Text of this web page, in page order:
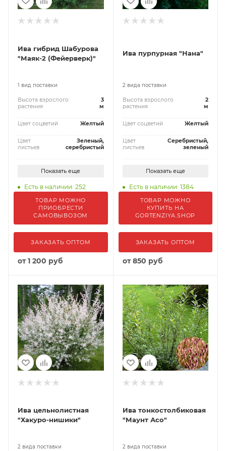
Ива гибрид Шабурова
"Маяк-2 (Фейерверк)"
1 вид поставки
Высота взрослого
растения
3
м
Цвет соцветий Желтый
Цвет
листьев
Зеленый,
серебристый
Показать еще
Есть в наличии: 252
ТОВАР МОЖНО
ПРИОБРЕСТИ
САМОВЫВОЗОМ
ЗАКАЗАТЬ ОПТОМ
от1 200 руб
Ива пурпурная "Нана"
2 вида поставки
Высота взрослого
растения
2
м
Цвет соцветий Желтый
Цвет
листьев
Серебристый,
зеленый
Показать еще
Есть в наличии: 1384
ТОВАР МОЖНО
КУПИТЬ НА
GORTENZIYA.SHOP
ЗАКАЗАТЬ ОПТОМ
от850 руб
Ива цельнолистная
"Хакуро-нишики"
2 вида поставки
Ива тонкостолбиковая
"Маунт Асо"
2 вида поставки